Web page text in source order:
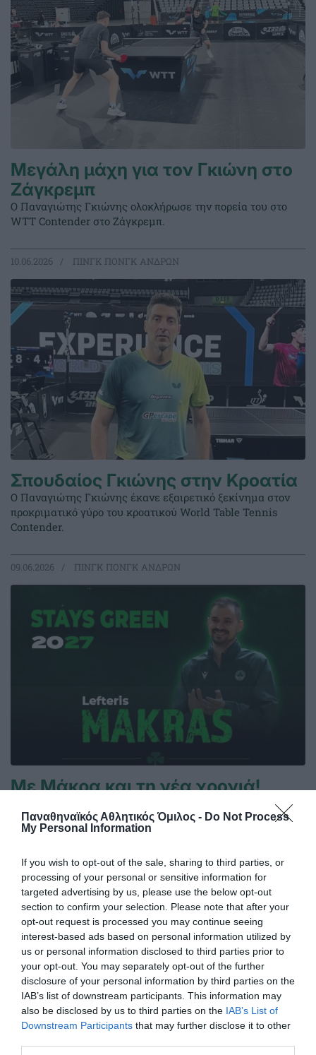
Παναθηναϊκός Αθλητικός Όμιλος - Do Not Process
My Personal Information
If you wish to opt-out of the sale, sharing to third parties, or
processing of your personal or sensitive information for
targeted advertising by us, please use the below opt-out
section to confirm your selection. Please note that after your
opt-out request is processed you may continue seeing
interest-based ads based on personal information utilized by
us or personal information disclosed to third parties prior to
your opt-out. You may separately opt-out of the further
disclosure of your personal information by third parties on the
IAB’s list of downstream participants. This information may
also be disclosed by us to third parties on the IAB’s List of
Downstream Participants that may further disclose it to other
Μεγάλη μάχη για τον Γκιώνη στο
Ζάγκρεμπ
Ο Παναγιώτης Γκιώνης ολοκλήρωσε την πορεία του στο
WTT Contender στο Ζάγκρεμπ.
10.06.2026 ΠΙΝΓΚ ΠΟΝΓΚ ΑΝΔΡΩΝ
Σπουδαίος Γκιώνης στην Κροατία
Ο Παναγιώτης Γκιώνης έκανε εξαιρετικό ξεκίνημα στον
προκριματικό γύρο του κροατικού World Table Tennis
Contender.
09.06.2026 ΠΙΝΓΚ ΠΟΝΓΚ ΑΝΔΡΩΝ
Με Μάκρα και τη νέα χρονιά!
έναρξη της συνεργασίας του με τον προπονητή της
ανδρικής ομάδας πινγκ πονγκ Λευτέρη Μάκρα.
29.05.2026 ΠΙΝΓΚ ΠΟΝΓΚ ΑΝΔΡΩΝ